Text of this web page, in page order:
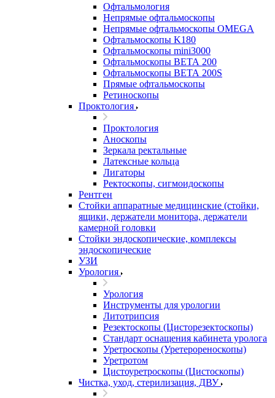
Офтальмология
Непрямые офтальмоскопы
Непрямые офтальмоскопы OMEGA
Офтальмоскопы K180
Офтальмоскопы mini3000
Офтальмоскопы ВЕТА 200
Офтальмоскопы ВЕТА 200S
Прямые офтальмоскопы
Ретиноскопы
Проктология
Проктология
Аноскопы
Зеркала ректальные
Латексные кольца
Лигаторы
Ректоскопы, сигмоидоскопы
Рентген
Стойки аппаратные медицинские (стойки,
ящики, держатели монитора, держатели
камерной головки
Стойки эндоскопические, комплексы
эндоскопические
УЗИ
Урология
Урология
Инструменты для урологии
Литотрипсия
Резектоскопы (Цисторезектоскопы)
Стандарт оснащения кабинета уролога
Уретроскопы (Уретерореноскопы)
Уретротом
Цистоуретроскопы (Цистоскопы)
Чистка, уход, стерилизация, ДВУ